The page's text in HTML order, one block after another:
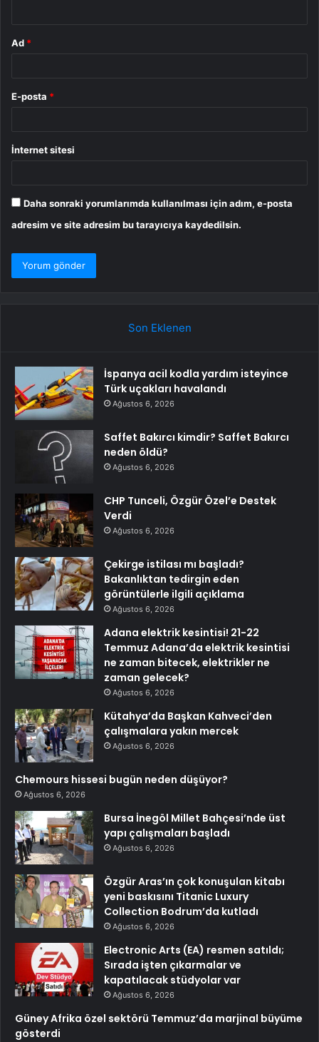
Ad *
E-posta *
İnternet sitesi
Daha sonraki yorumlarımda kullanılması için adım, e-posta
adresim ve site adresim bu tarayıcıya kaydedilsin.
Son Eklenen
İspanya acil kodla yardım isteyince
Türk uçakları havalandı
Ağustos 6, 2026
Saffet Bakırcı kimdir? Saffet Bakırcı
neden öldü?
Ağustos 6, 2026
CHP Tunceli, Özgür Özel’e Destek
Verdi
Ağustos 6, 2026
Çekirge istilası mı başladı?
Bakanlıktan tedirgin eden
görüntülerle ilgili açıklama
Ağustos 6, 2026
Adana elektrik kesintisi! 21-22
Temmuz Adana’da elektrik kesintisi
ne zaman bitecek, elektrikler ne
zaman gelecek?
Ağustos 6, 2026
Kütahya’da Başkan Kahveci’den
çalışmalara yakın mercek
Ağustos 6, 2026
Chemours hissesi bugün neden düşüyor?
Ağustos 6, 2026
Bursa İnegöl Millet Bahçesi’nde üst
yapı çalışmaları başladı
Ağustos 6, 2026
Özgür Aras’ın çok konuşulan kitabı
yeni baskısını Titanic Luxury
Collection Bodrum’da kutladı
Ağustos 6, 2026
Electronic Arts (EA) resmen satıldı;
Sırada işten çıkarmalar ve
kapatılacak stüdyolar var
Ağustos 6, 2026
Güney Afrika özel sektörü Temmuz’da marjinal büyüme
gösterdi